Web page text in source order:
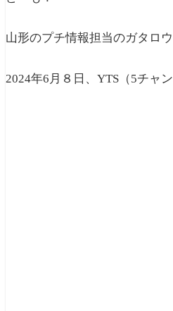
山形のプチ情報担当のガタロウ
2024年6月８日、YTS（5チャ